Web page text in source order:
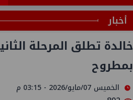
أخبار
خالدة تطلق المرحلة
بمطروح
الخميس 07/مايو/2026 - 03:15 م